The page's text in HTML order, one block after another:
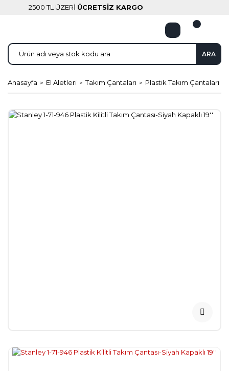
2500 TL ÜZERİ ÜCRETSİZ KARGO
ARA
Anasayfa El Aletleri Takım Çantaları Plastik Takım Çantaları